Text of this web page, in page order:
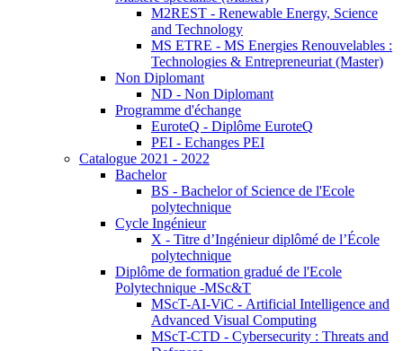
M2REST - Renewable Energy, Science
and Technology
MS ETRE - MS Energies Renouvelables :
Technologies & Entrepreneuriat (Master)
Non Diplomant
ND - Non Diplomant
Programme d'échange
EuroteQ - Diplôme EuroteQ
PEI - Echanges PEI
Catalogue 2021 - 2022
Bachelor
BS - Bachelor of Science de l'Ecole
polytechnique
Cycle Ingénieur
X - Titre d’Ingénieur diplômé de l’École
polytechnique
Diplôme de formation gradué de l'Ecole
Polytechnique -MSc&T
MScT-AI-ViC - Artificial Intelligence and
Advanced Visual Computing
MScT-CTD - Cybersecurity : Threats and